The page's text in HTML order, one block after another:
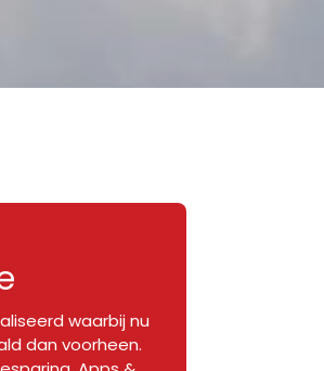
waarbij nu
dan voorheen.